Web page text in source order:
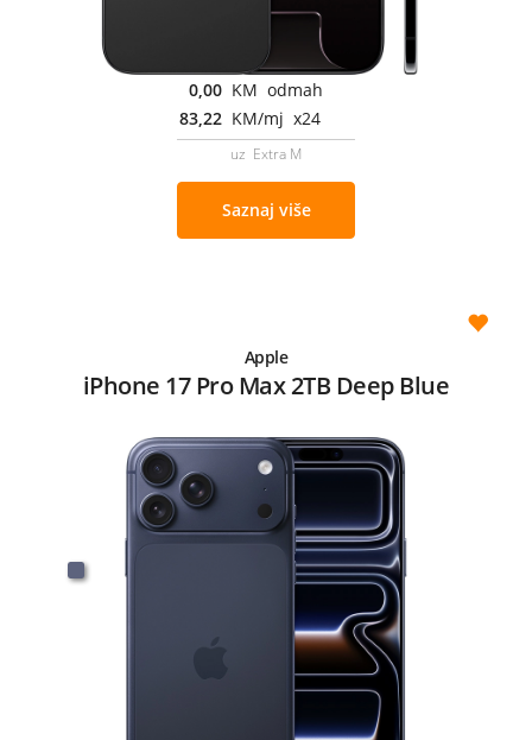
0,00 KM odmah
83,22 KM/mj x24
uz Extra M
Saznaj više
Apple
iPhone 17 Pro Max 2TB Deep Blue